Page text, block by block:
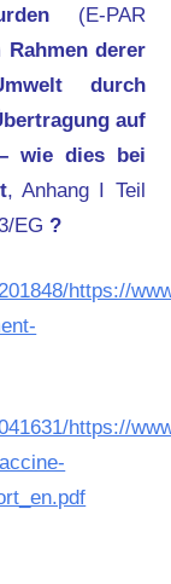
(E-PAR
Rahmen derer
durch
auf
wie dies bei
, Anhang I Teil
EG ?
https://
https://